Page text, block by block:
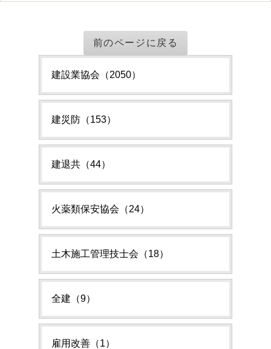
前のページに戻る
建設業協会（2050）
建災防（153）
建退共（44）
火薬類保安協会（24）
土木施工管理技士会（18）
全建（9）
雇用改善（1）